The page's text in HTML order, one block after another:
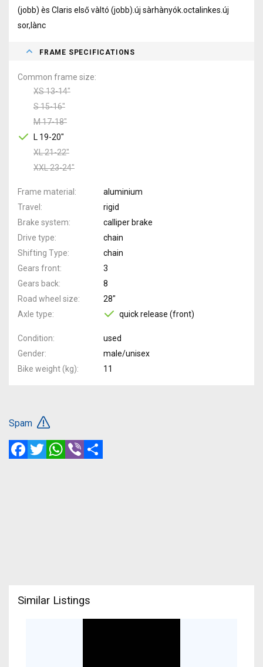
(jobb) ès Claris első vàltó (jobb).új sàrhànyók.octalinkes.új
sor,lànc
FRAME SPECIFICATIONS
Common frame size
XS 13-14"
S 15-16"
M 17-18"
L 19-20"
XL 21-22"
XXL 23-24"
Frame material
aluminium
Travel
rigid
Brake system
calliper brake
Drive type
chain
Shifting Type
chain
Gears front
3
Gears back
8
Road wheel size
28"
Axle type
quick release (front)
Condition
used
Gender
male/unisex
Bike weight (kg)
11
Spam
FacebookTwitterWhatsApp
Viber
Similar Listings